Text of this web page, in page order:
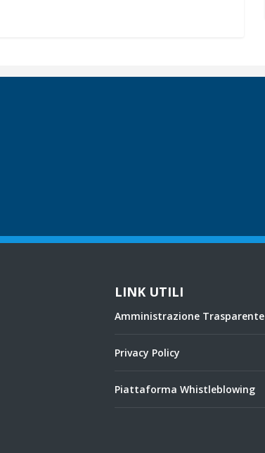
LINK UTILI
Amministrazione Trasparente
Privacy Policy
Piattaforma Whistleblowing